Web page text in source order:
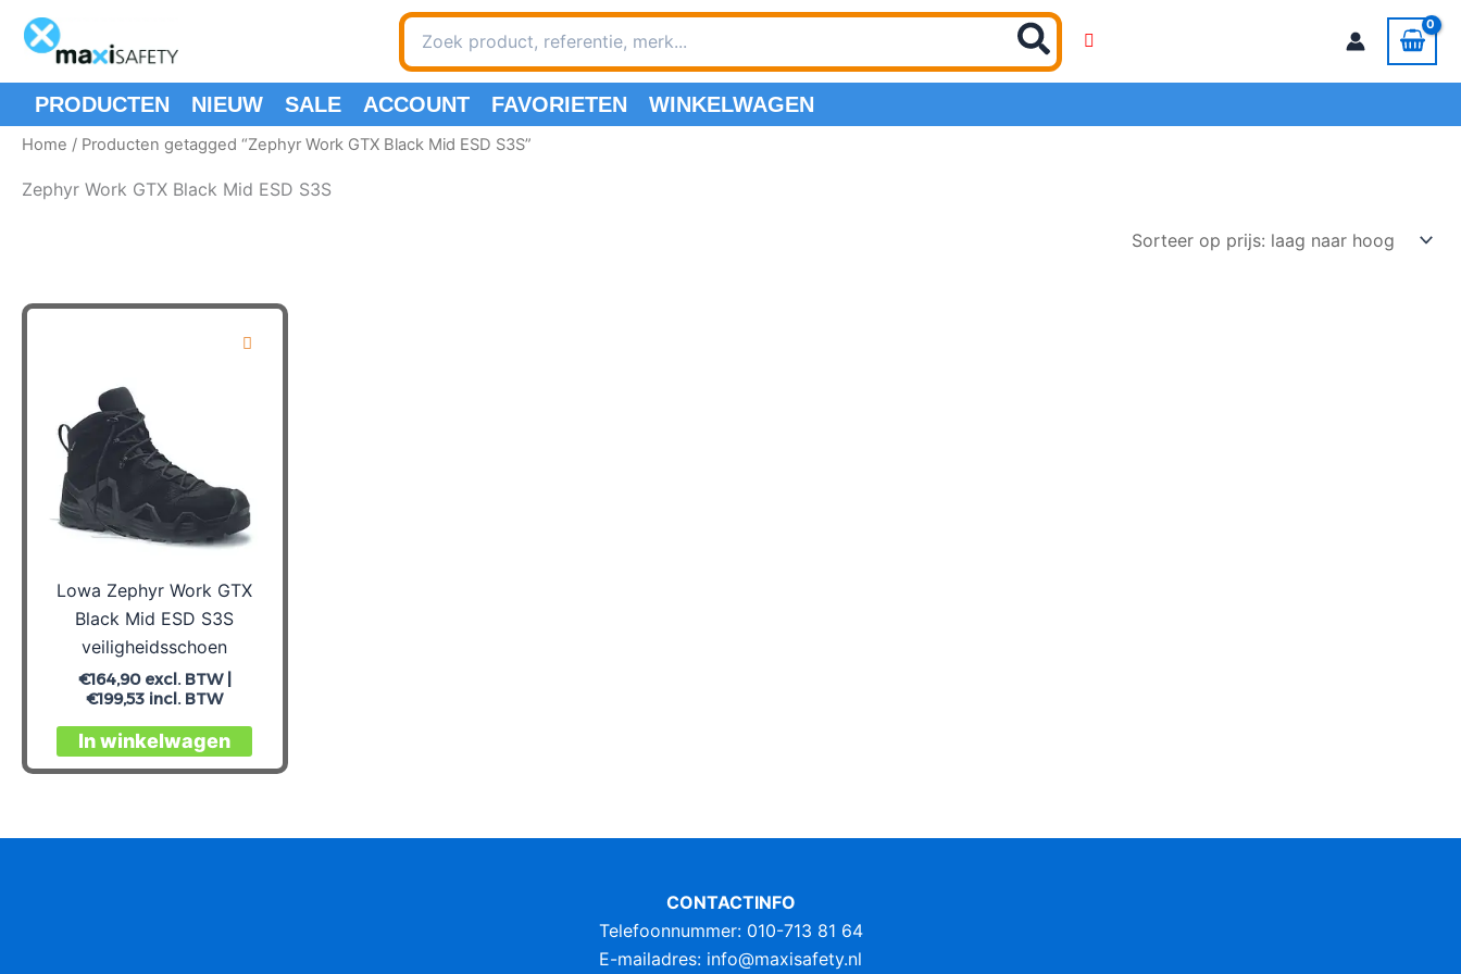
naar
inhoud
Zoeken
naar:
PRODUCTEN NIEUW SALE ACCOUNT FAVORIETEN WINKELWAGEN
Home / Producten getagged “Zephyr Work GTX Black Mid ESD S3S”
Zephyr Work GTX Black Mid ESD S3S
Lowa Zephyr Work GTX
Black Mid ESD S3S
veiligheidsschoen
€164,90excl. BTW |
€199,53 incl. BTW
In winkelwagen
Dit
product
variaties.
CONTACTINFO
Telefoonnummer: 010-713 81 64
E-mailadres: info@maxisafety.nl